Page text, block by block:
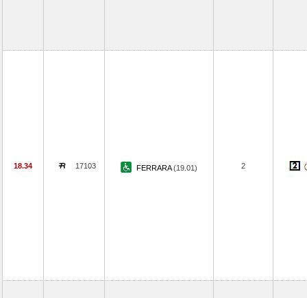
18.34 17103 FERRARA(19.01) 2